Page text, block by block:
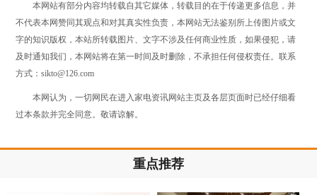
本网站有部分内容均转载自其它媒体，转载目的在于传递更多信息，并
不代表本网赞同其观点和对其真实性负责，本网站无法鉴别所上传图片或文
字的知识版权，本站所转载图片、文字不涉及任何商业性质，如果侵犯，请
及时通知我们，本网站将在第一时间及时删除，不承担任何侵权责任。联系
方式：sikto@126.com
本网认为，一切网民在进入家电资讯网站主页及各层页面时已经仔细看
过本条款并完全同意。敬请谅解。
重点推荐